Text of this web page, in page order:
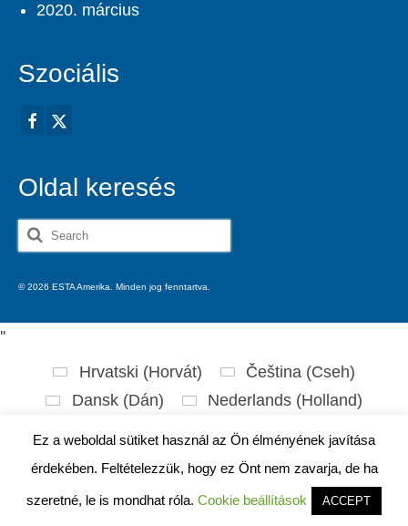
2020. március
Szociális
Oldal keresés
Search
for:
© 2026 ESTA Amerika. Minden jog fenntartva.
Ez a weboldal sütiket használ az Ön élményének javítása
érdekében. Feltételezzük, hogy ez Önt nem zavarja, de ha
szeretné, le is mondhat róla. Cookie beállítások ACCEPT
''
Hrvatski (Horvát) Čeština (Cseh)
Dansk(Dán) Nederlands(Holland)
Français
(Görög)
Magyar